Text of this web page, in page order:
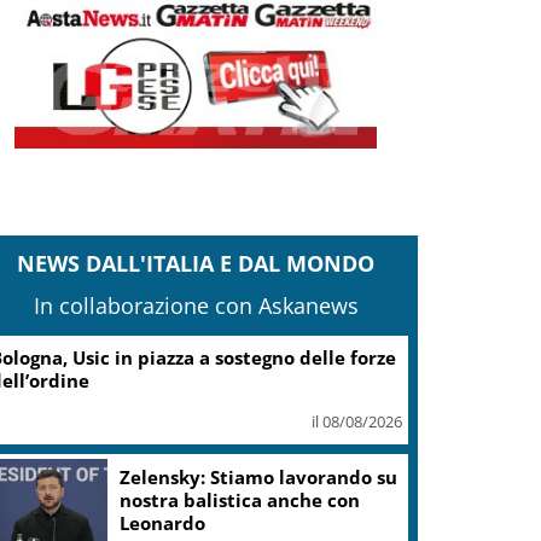
NEWS DALL'ITALIA E DAL MONDO
In collaborazione con Askanews
Usic in piazza a sostegno delle forze
il 08/08/2026
Zelensky: Stiamo lavorando su
nostra balistica anche con
Leonardo